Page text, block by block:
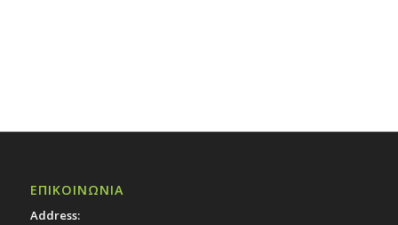
7
«Miss Universe Philippines – Cyprus Pageant
Δημοτικό Θέατρο Στροβόλου
ΕΠΙΚΟΙΝΩΝΙΑ
Address: